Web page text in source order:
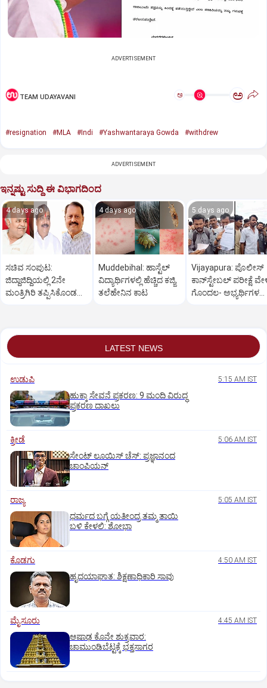
ADVERTISEMENT
TEAM UDAYAVANI ಅ ಅ
#resignation #MLA #Indi #Yashwantaraya Gowda #withdrew
ADVERTISEMENT
ಇನ್ನಷ್ಟು ಸುದ್ದಿ ಈ ವಿಭಾಗದಿಂದ
4 days ago
ಸಚಿವ ಸಂಪುಟ:
ಜಿದ್ದಾಜಿದ್ದಿಯಲ್ಲಿ 2ನೇ
ಮಂತ್ರಿಗಿರಿ ತಪ್ಪಿಸಿಕೊಂಡ
4 days ago
Muddebihal: ಹಾಸ್ಟೆಲ್
ವಿದ್ಯಾರ್ಥಿಗಳಲ್ಲಿ ಹೆಚ್ಚಿದ ಕಜ್ಜಿ,
ತಲೆಹೇನಿನ ಕಾಟ
5 days ago
Vijayapura: ಪೊಲೀಸ್
ಕಾನ್‌ಸ್ಟೇಬಲ್ ಪರೀಕ್ಷೆ
ಗೊಂದಲ- ಅಭ್ಯರ್ಥಿಗಳ‌‌
LATEST NEWS
ಉಡುಪಿ 5:15 AM IST
ಹುಕ್ಕಾ ಸೇವನೆ ಪ್ರಕರಣ: 9 ಮಂದಿ ವಿರುದ್ಧ
ಪ್ರಕರಣ ದಾಖಲು
ಕ್ರೀಡೆ 5:06 AM IST
ಸೇಂಟ್‌ ಲೂಯಿಸ್‌ ಚೆಸ್‌: ಪ್ರಜ್ಞಾನಂದ
ಚಾಂಪಿಯನ್‌
ರಾಜ್ಯ 5:05 AM IST
ಧರ್ಮದ ಬಗ್ಗೆ ಯತೀಂದ್ರ ತಮ್ಮ ತಾಯಿ
ಬಳಿ ಕೇಳಲಿ: ಶೋಭಾ
ಕೊಡಗು 4:50 AM IST
ಹೃದಯಾಘಾತ: ಶಿಕ್ಷಣಾಧಿಕಾರಿ ಸಾವು
ಮೈಸೂರು 4:45 AM IST
ಆಷಾಢ ಕೊನೇ ಶುಕ್ರವಾರ:
ಚಾಮುಂಡಿಬೆಟ್ಟಕ್ಕೆ ಭಕ್ತಸಾಗರ